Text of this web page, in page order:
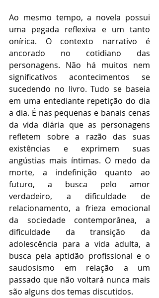
Ao mesmo tempo, a novela possui
uma pegada reflexiva e um tanto
onírica. O contexto narrativo é
ancorado no cotidiano das
personagens. Não há muitos nem
significativos acontecimentos se
sucedendo no livro. Tudo se baseia
em uma entediante repetição do dia
a dia. É nas pequenas e banais cenas
da vida diária que as personagens
refletem sobre a razão das suas
existências e exprimem suas
angústias mais íntimas. O medo da
morte, a indefinição quanto ao
futuro, a busca pelo amor
verdadeiro, a dificuldade de
relacionamento, a frieza emocional
da sociedade contemporânea, a
dificuldade da transição da
adolescência para a vida adulta, a
busca pela aptidão profissional e o
saudosismo em relação a um
passado que não voltará nunca mais
são alguns dos temas discutidos.